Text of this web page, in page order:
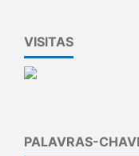
VISITAS
PALAVRAS-